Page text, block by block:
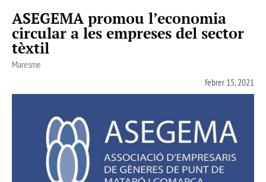
ASEGEMA promou l’economia
circular a les empreses del sector
tèxtil
Maresme
febrer 15, 2021